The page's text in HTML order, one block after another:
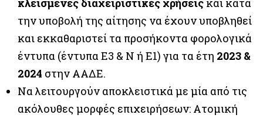
κλεισμένες διαχειριστικές χρήσεις και κατά
την υποβολή της αίτησης να έχουν υποβληθεί
και εκκαθαριστεί τα προσήκοντα φορολογικά
έντυπα (έντυπα Ε3 & Ν ή Ε1) για τα έτη 2023 &
2024 στην ΑΑΔΕ.
Να λειτουργούν αποκλειστικά με μία από τις
ακόλουθες μορφές επιχειρήσεων: Ατομική